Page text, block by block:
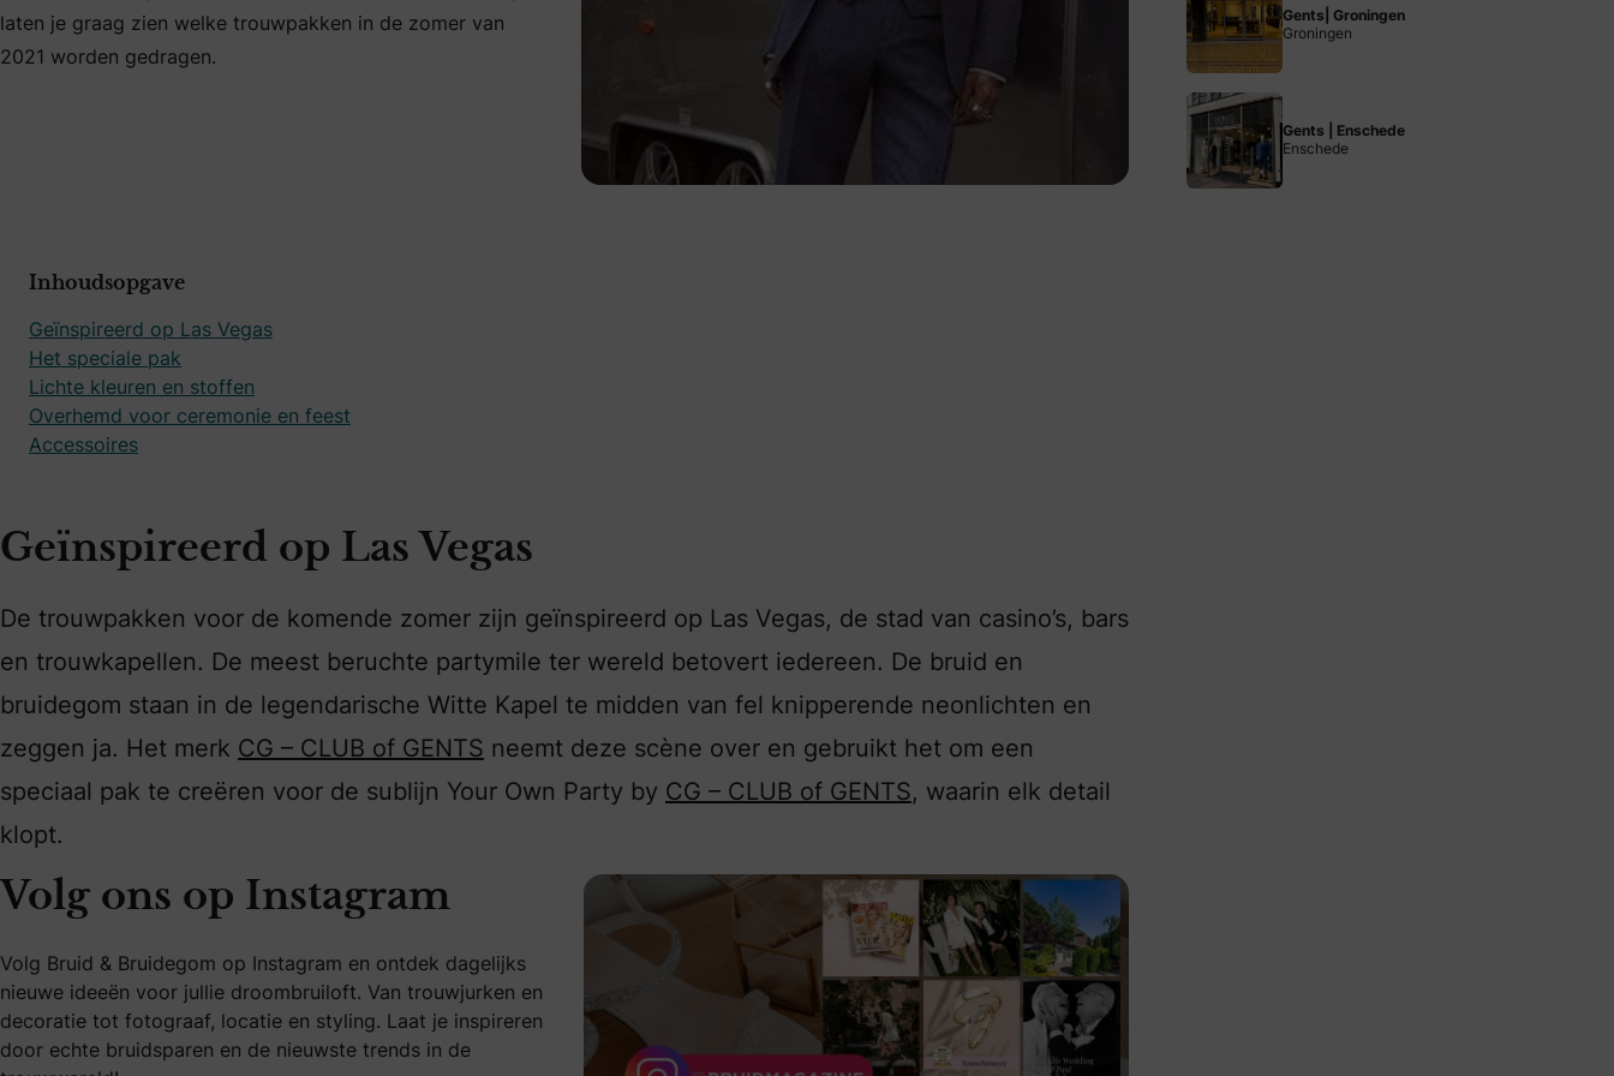
laten je graag zien welke trouwpakken in de zomer van
2021 worden gedragen.
Inhoudsopgave
Geïnspireerd op Las Vegas
Het speciale pak
Lichte kleuren en stoffen
Overhemd voor ceremonie en feest
Accessoires
Geïnspireerd op Las Vegas
De trouwpakken voor de komende zomer zijn geïnspireerd op Las Vegas, de stad van casino’s, bars
en trouwkapellen. De meest beruchte partymile ter wereld betovert iedereen. De bruid en
bruidegom staan in de legendarische Witte Kapel te midden van fel knipperende neonlichten en
zeggen ja. Het merk CG – CLUB of GENTS neemt deze scène over en gebruikt het om een
speciaal pak te creëren voor de sublijn Your Own Party by CG – CLUB of GENTS, waarin elk detail
klopt.
Volg ons op Instagram
Volg Bruid & Bruidegom op Instagram en ontdek dagelijks
nieuwe ideeën voor jullie droombruiloft. Van trouwjurken en
decoratie tot fotograaf, locatie en styling. Laat je inspireren
door echte bruidsparen en de nieuwste trends in de
Gents| Groningen
Groningen
Gents | Enschede
Enschede